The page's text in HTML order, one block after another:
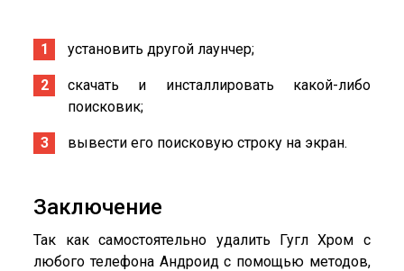
установить другой лаунчер;
скачать и инсталлировать какой-либо
поисковик;
вывести его поисковую строку на экран.
Заключение
Так как самостоятельно удалить Гугл Хром с
любого телефона Андроид с помощью методов,